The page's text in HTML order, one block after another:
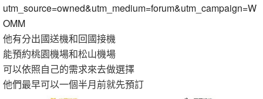
utm_source=owned&utm_medium=forum&utm_campaign=W
OMM
他有分出國送機和回國接機
能預約桃園機場和松山機場
可以依照自己的需求來去做選擇
他們最早可以一個半月前就先預訂